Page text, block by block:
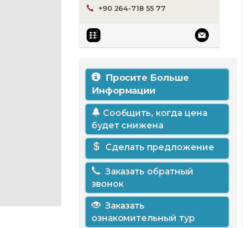
+90 264-718 55 77
Просите Больше
Информации
Сообщить, когда цена
будет снижена
Сделать предложение
Заказать обратный
звонок
Заказать
ознакомительный тур